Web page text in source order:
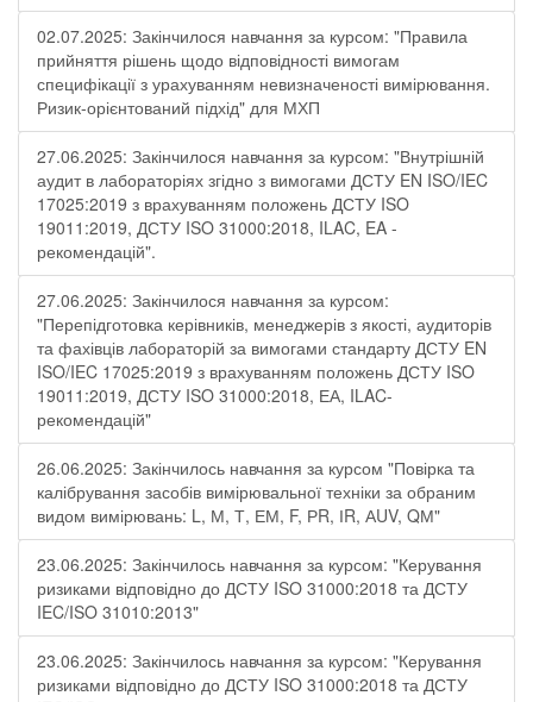
02.07.2025: Закінчилося навчання за курсом: "Правила
прийняття рішень щодо відповідності вимогам
специфікації з урахуванням невизначеності вимірювання.
Ризик-орієнтований підхід" для МХП
27.06.2025: Закінчилося навчання за курсом: "Внутрішній
аудит в лабораторіях згідно з вимогами ДСТУ EN ISO/IEC
17025:2019 з врахуванням положень ДСТУ ISO
19011:2019, ДСТУ ISO 31000:2018, ILAC, EA -
рекомендацій".
27.06.2025: Закінчилося навчання за курсом:
"Перепідготовка керівників, менеджерів з якості, аудиторів
та фахівців лабораторій за вимогами стандарту ДСТУ EN
ISO/IEC 17025:2019 з врахуванням положень ДСТУ ISO
19011:2019, ДСТУ ISO 31000:2018, ЕА, ILAC-
рекомендацій"
26.06.2025: Закінчилось навчання за курсом "Повірка та
калібрування засобів вимірювальної техніки за обраним
видом вимірювань: L, М, Т, ЕМ, F, РR, ІR, АUV, QМ"
23.06.2025: Закінчилось навчання за курсом: "Керування
ризиками відповідно до ДСТУ ISO 31000:2018 та ДСТУ
IEC/ISO 31010:2013"
23.06.2025: Закінчилось навчання за курсом: "Керування
ризиками відповідно до ДСТУ ISO 31000:2018 та ДСТУ